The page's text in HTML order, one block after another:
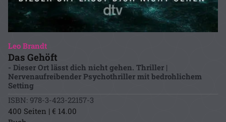
Leo Brandt
Das Gehöft
- Dieser Ort lässt dich nicht gehen. Thriller |
Nervenaufreibender Psychothriller mit bedrohlichem
Setting
ISBN: 978-3-423-22157-3
400 Seiten | € 14.00